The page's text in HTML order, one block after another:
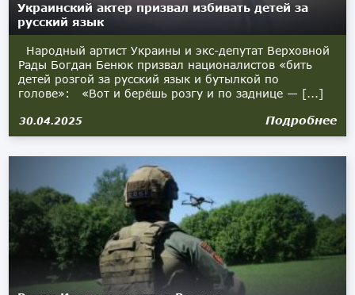
Украинский актер призвал избивать детей за
русский язык
Народный артист Украины и экс-депутат Верховной
Рады Богдан Бенюк призвал националистов «бить
детей розгой за русский язык и бутылкой по
голове»: «Вот и берёшь розгу и по заднице — [...]
30.04.2025 Подробнее